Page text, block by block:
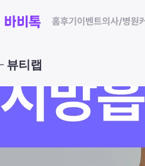
홈후기 이벤트의사/병원
뷰티랩